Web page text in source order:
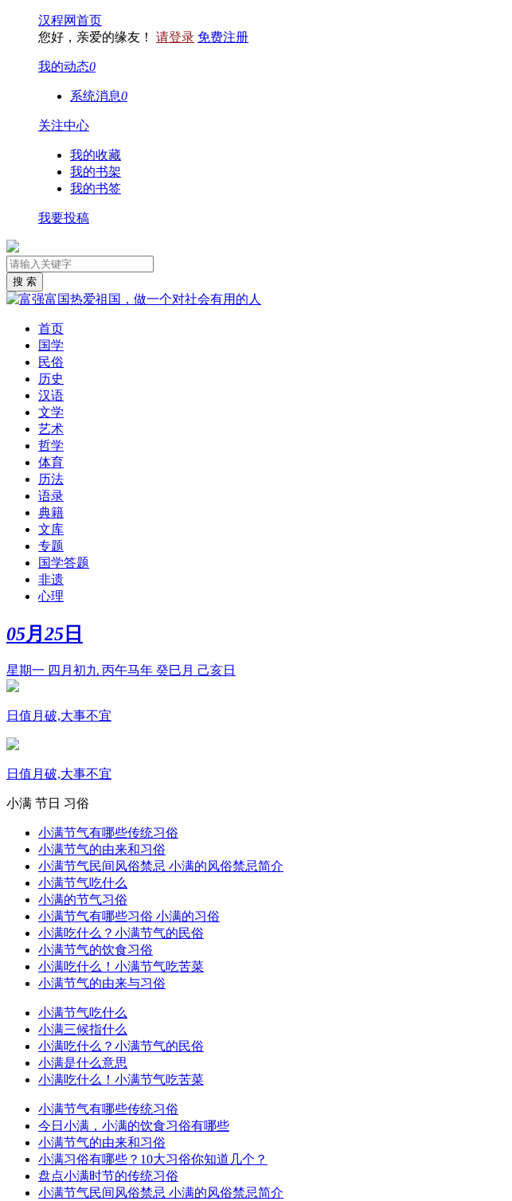
汉程网首页
您好，亲爱的缘友！ 请登录 免费注册
我的动态0
系统消息0
关注中心
我的收藏
我的书架
我的书签
我要投稿
首页
国学
民俗
历史
汉语
文学
艺术
哲学
体育
历法
语录
典籍
文库
专题
国学答题
非遗
心理
05月 25 日
星期一 四月初九 丙午马年 癸巳月 己亥日
日值月破,大事不宜
日值月破,大事不宜
小满 节日 习俗
小满节气有哪些传统习俗
小满节气的由来和习俗
小满节气民间风俗禁忌 小满的风俗禁忌简介
小满节气吃什么
小满的节气习俗
小满节气有哪些习俗 小满的习俗
小满吃什么？小满节气的民俗
小满节气的饮食习俗
小满吃什么！小满节气吃苦菜
小满节气的由来与习俗
小满节气吃什么
小满三候指什么
小满吃什么？小满节气的民俗
小满是什么意思
小满吃什么！小满节气吃苦菜
小满节气有哪些传统习俗
今日小满，小满的饮食习俗有哪些
小满节气的由来和习俗
小满习俗有哪些？10大习俗你知道几个？
盘点小满时节的传统习俗
小满节气民间风俗禁忌 小满的风俗禁忌简介